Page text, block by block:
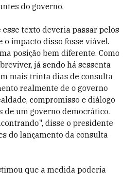
do governo.
texto deveria passar pelos
impacto disso fosse viável.
posição bem diferente. Como
já sendo há sessenta
mais trinta dias de consulta
realmente de o governo
compromisso e diálogo
de um governo democrático.
disse o presidente
do lançamento da consulta
que a medida poderia